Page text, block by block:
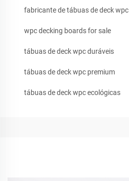
fabricante de tábuas de deck wpc
wpc decking boards for sale
tábuas de deck wpc duráveis
tábuas de deck wpc premium
tábuas de deck wpc ecológicas